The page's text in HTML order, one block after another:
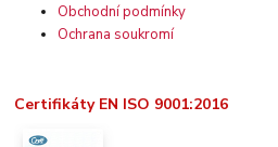
Obchodní podmínky
Ochrana soukromí
Certifikáty EN ISO 9001:2016